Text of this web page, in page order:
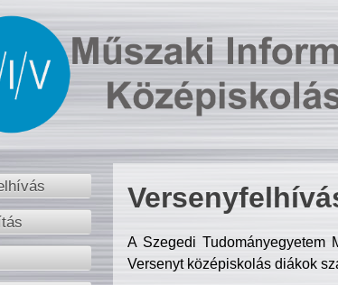
A Szegedi Tudományegyetem
Versenyt középiskolás diákok